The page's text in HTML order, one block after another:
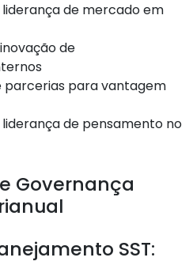
de mercado em
de
parcerias para vantagem
de pensamento no
Governança
SST: